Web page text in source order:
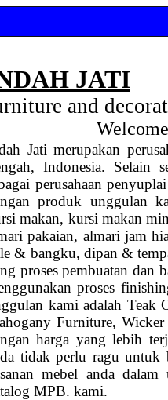
JATI
and
Jati merupakan
Indonesia. Selain
perusahaan
produk unggulan
makan, kursi makan
pakaian, almari jam
& bangku, dipan &
proses pembuatan dan
proses
kami adalah Teak
Furniture,
harga yang lebih
tidak perlu ragu untuk
mebel anda
MPB. kami.